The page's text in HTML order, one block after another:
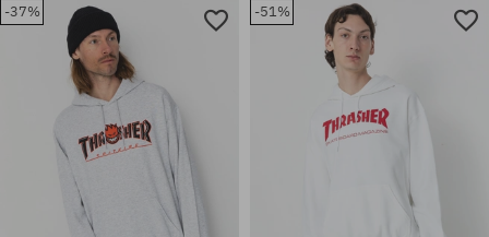
Dostępne rozmiary:
Dostępne rozmiary:
-37% -51%